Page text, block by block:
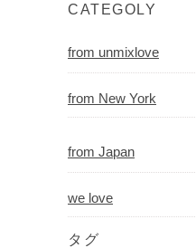
CATEGOLY
from unmixlove
from New York
from Japan
we love
タグ